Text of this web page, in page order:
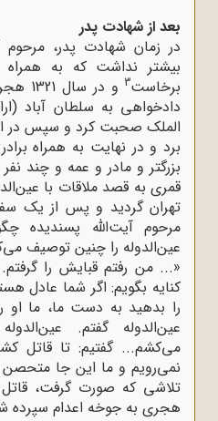
بعد از شهادت پدر
بیشتر نداشت که به همراه
برخاست3
دادخواهی به سلطان آباد
الملک صحبت کرد و سپس در
برد و در نهایت به همراه
قمری به قصد ملاقات با
تهران گردید و پس از یک
مرحوم آیت‌الله پسندیده
عین‌الدوله را چنین توصیف
«... من رفتم قبایش را گرفتم.
کنایه بگویم: اگر شما عادل
را بدهید به دست ما، ما او
عین‌الدوله گفتم.
می‌کشم... گفتیم: تا قاتل
نمی‌رویم و ما این جا
هجری به جوخه اعدام سپرده